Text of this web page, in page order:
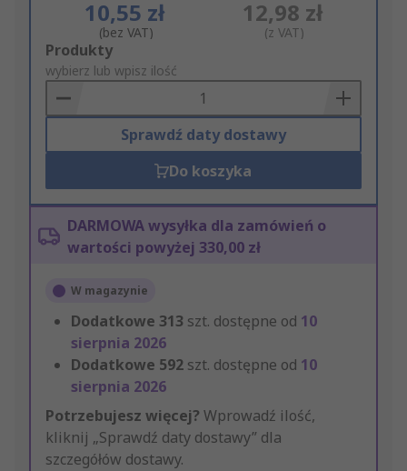
10,55 zł
(bez VAT)
12,98 zł
(z VAT)
Add
to
Basket
Produkty
wybierz lub wpisz ilość
Sprawdź daty dostawy
Do koszyka
DARMOWA wysyłka dla zamówień o
wartości powyżej 330,00 zł
W magazynie
Dodatkowe 313 szt. dostępne od 10
sierpnia 2026
Dodatkowe 592 szt. dostępne od 10
sierpnia 2026
Potrzebujesz więcej? Wprowadź ilość,
kliknij „Sprawdź daty dostawy” dla
szczegółów dostawy.